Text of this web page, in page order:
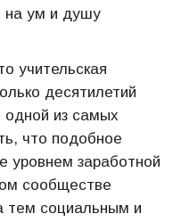
на ум и душу
учительская
десятилетий
из самых
что подобное
уровнем заработной
сообществе
тем социальным и